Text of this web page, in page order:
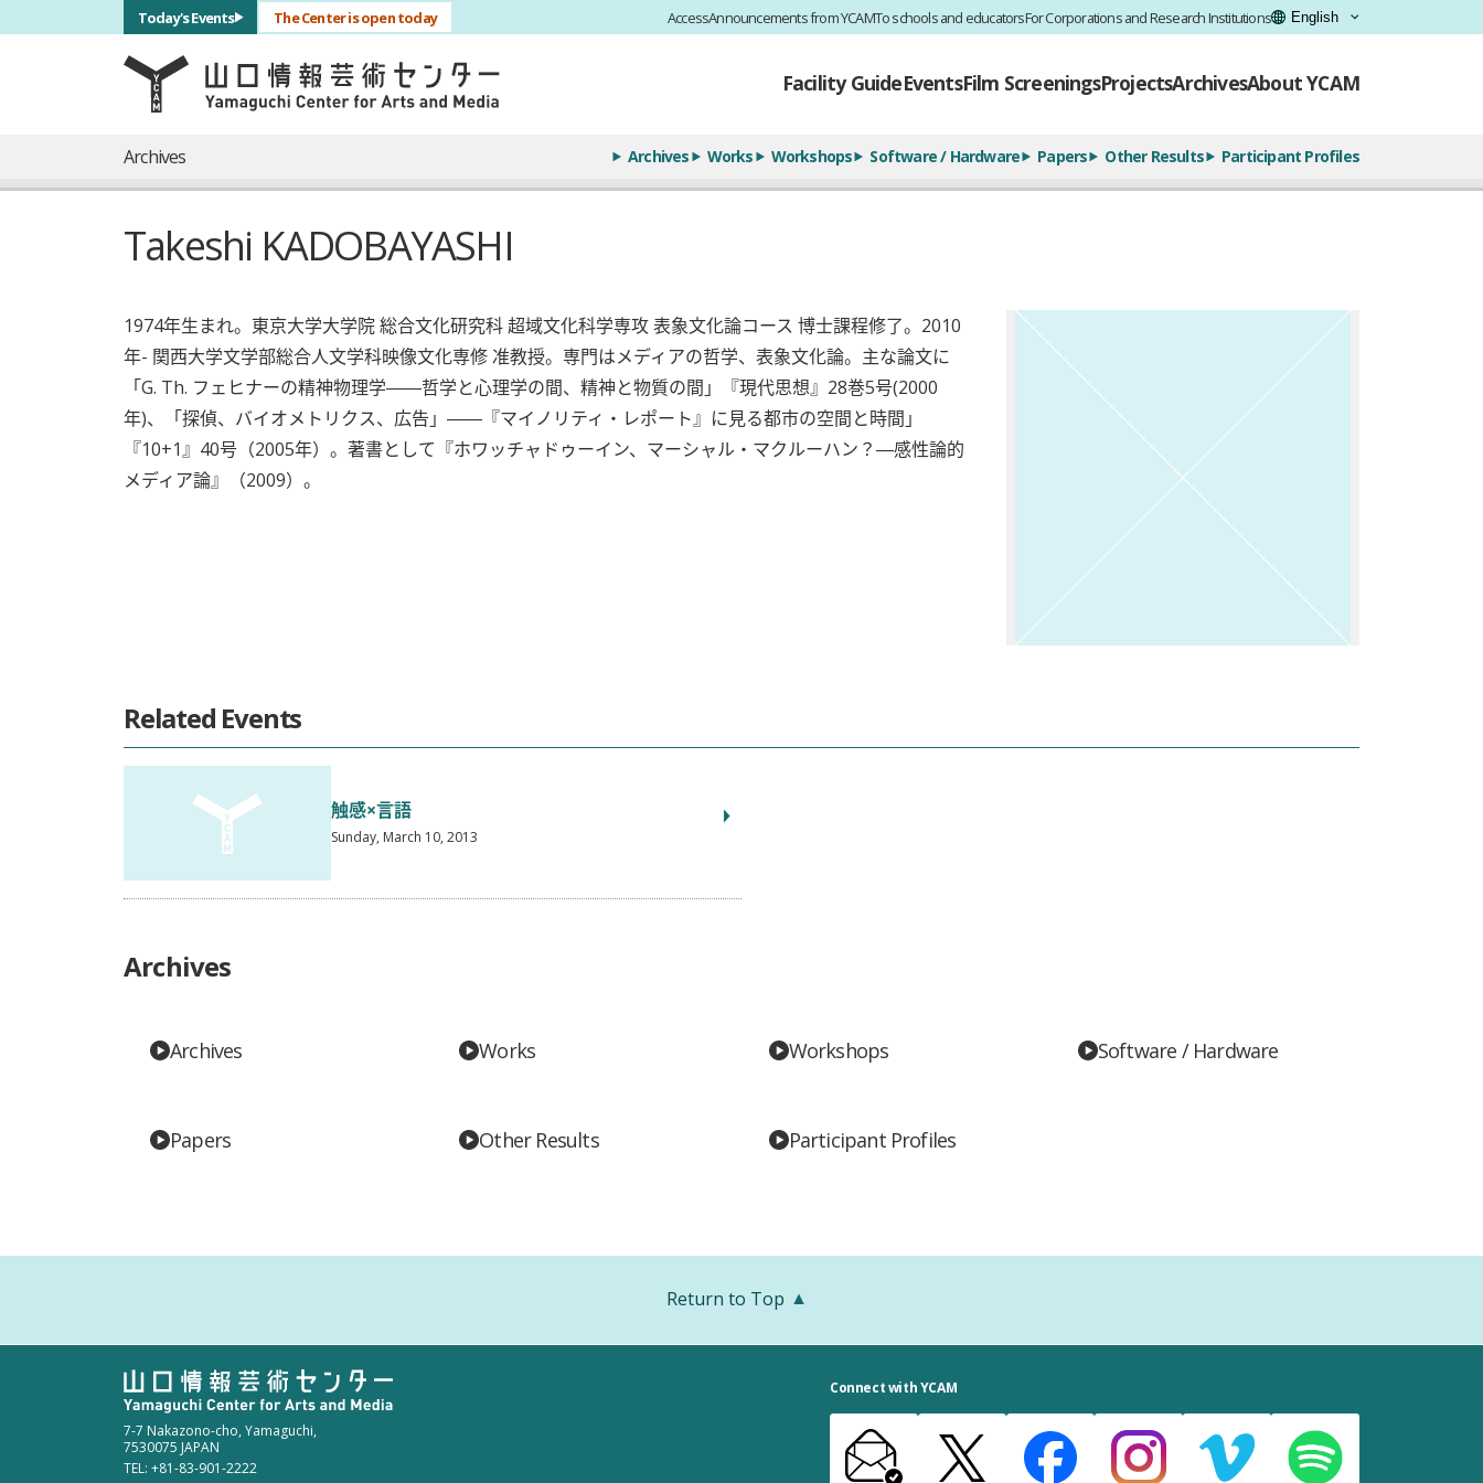
skip to main content The Center is open today
Today's Events AccessAnnouncements from YCAMTo schools and educatorsFor Corporations and Research Institutions
言語を切り替える
メインナビゲーション
Facility GuideEventsFilm ScreeningsProjectsArchivesAbout YCAM
Archives Archives Works Workshops Software / Hardware Papers Other Results Participant Profiles
Takeshi KADOBAYASHI
1974年生まれ。東京大学大学院 総合文化研究科 超域文化科学専攻 表象文化論コース 博士課程修了。2010
年- 関西大学文学部総合人文学科映像文化専修 准教授。専門はメディアの哲学、表象文化論。主な論文に
「G. Th. フェヒナーの精神物理学――哲学と心理学の間、精神と物質の間」『現代思想』28巻5号(2000
年)、「探偵、バイオメトリクス、広告」――『マイノリティ・レポート』に見る都市の空間と時間」
『10+1』40号（2005年）。著書として『ホワッチャドゥーイン、マーシャル・マクルーハン？―感性論的
メディア論』（2009）。
Related Events
触感×言語
Sunday, March 10, 2013
Archives
Archives Works Workshops Software / Hardware
Papers Other Results Participant Profiles
Return to Top
7-7 Nakazono-cho, Yamaguchi,
7530075 JAPAN
TEL: +81-83-901-2222
Connect with YCAM